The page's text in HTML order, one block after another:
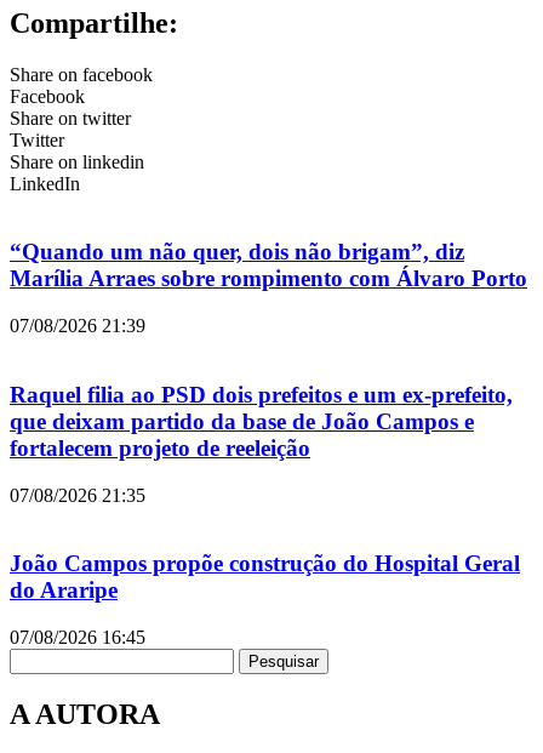
Compartilhe:
Share on facebook
Facebook
Share on twitter
Twitter
Share on linkedin
LinkedIn
“Quando um não quer, dois não brigam”, diz
Marília Arraes sobre rompimento com Álvaro Porto
07/08/2026 21:39
Raquel filia ao PSD dois prefeitos e um ex-prefeito,
que deixam partido da base de João Campos e
fortalecem projeto de reeleição
07/08/2026 21:35
João Campos propõe construção do Hospital Geral
do Araripe
07/08/2026 16:45
Pesquisar
A AUTORA